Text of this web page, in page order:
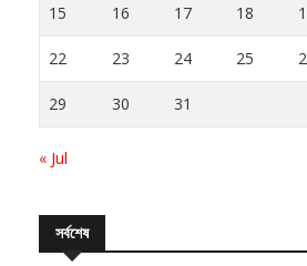
15 16 17 18
22 23 24 25
29 30 31
« Jul
সর্বশেষ